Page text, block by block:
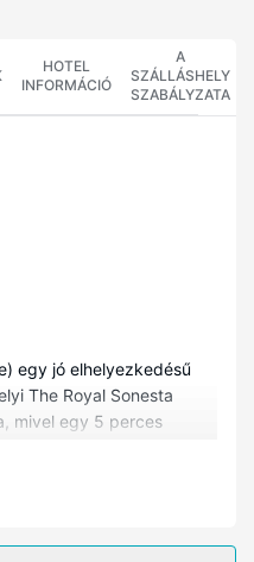
HOTEL
INFORMÁCIÓ
A
SZÁLLÁSHELY
SZABÁLYZATA
egy jó elhelyezkedésű
The Royal Sonesta
mivel egy 5 perces
Garden (multifunkcionális